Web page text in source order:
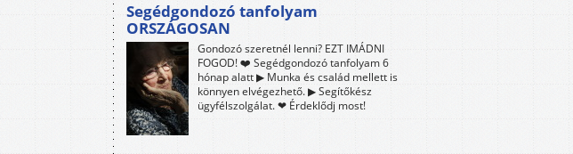
Segédgondozó tanfolyam
ORSZÁGOSAN
Gondozó szeretnél lenni? EZT IMÁDNI
FOGOD! ❤️ Segédgondozó tanfolyam 6
hónap alatt ▶ Munka és család mellett is
könnyen elvégezhető. ▶ Segítőkész
ügyfélszolgálat. ❤ Érdeklődj most!